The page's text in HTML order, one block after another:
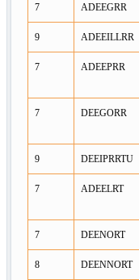
7 ADEEGRR
9 ADEEILLRR
7 ADEEPRR
7 DEEGORR
9 DEEIPRRTU
7 ADEELRT
7 DEENORT
8 DEENNORT